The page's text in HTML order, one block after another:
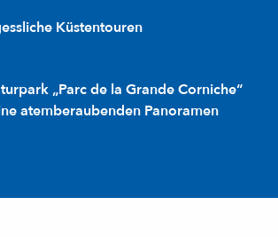
Küstentouren
„Parc de la Grande Corniche“
atemberaubenden Panoramen